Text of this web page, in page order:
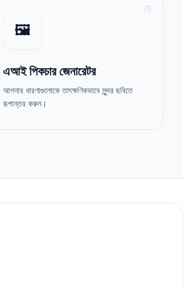
🖼️
এআই পিকচার জেনারেটর
আপনার ধারণাগুলোকে তাৎক্ষণিকভাবে সুন্দর ছবিতে
রূপান্তর করুন।